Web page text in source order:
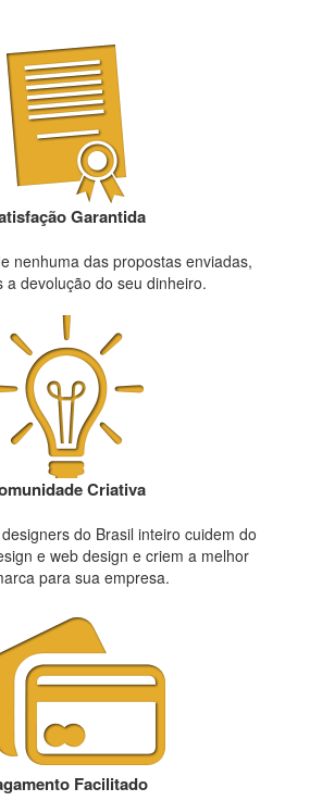
Garantida
nenhuma das propostas enviadas,
a devolução do seu dinheiro.
Criativa
do Brasil inteiro cuidem do
e web design e criem a melhor
para sua empresa.
Facilitado